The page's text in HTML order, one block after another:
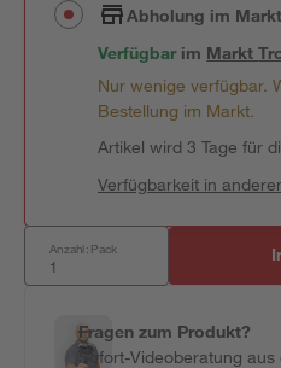
Abholung im Markt
Verfügbar im Markt
Nur wenige verfügbar.
Bestellung im Markt.
Artikel wird 3 Tage für
Verfügbarkeit in
Anzahl: Pack
Fragen zum Produkt?
Sofort-Videoberatung